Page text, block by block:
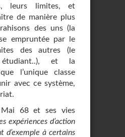
leurs limites, et
de manière plus
des uns (la
empruntée par le
des autres (le
étudiant..), et la
l’unique classe
avec ce système,
Mai 68 et ses vies
expériences d’action
d’exemple à certains